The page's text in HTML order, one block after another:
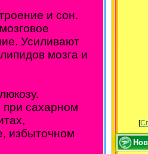
и сон.
Усиливают
мозга и
сахарном
избыточном
[